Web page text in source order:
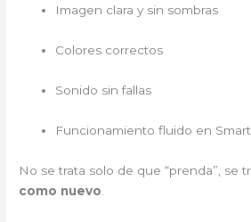
Imagen clara y sin sombras
Colores correctos
Sonido sin fallas
Funcionamiento fluido en
No se trata solo de que “prenda”, se
como nuevo